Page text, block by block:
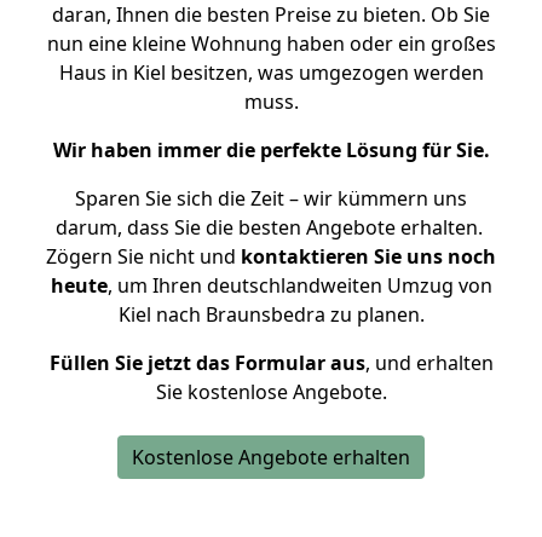
daran, Ihnen die besten Preise zu bieten. Ob Sie
nun eine kleine Wohnung haben oder ein großes
Haus in Kiel besitzen, was umgezogen werden
muss.
Wir haben immer die perfekte Lösung für Sie.
Sparen Sie sich die Zeit – wir kümmern uns
darum, dass Sie die besten Angebote erhalten.
Zögern Sie nicht und kontaktieren Sie uns noch
heute, um Ihren deutschlandweiten Umzug von
Kiel nach Braunsbedra zu planen.
Füllen Sie jetzt das Formular aus, und erhalten
Sie kostenlose Angebote.
Kostenlose Angebote erhalten